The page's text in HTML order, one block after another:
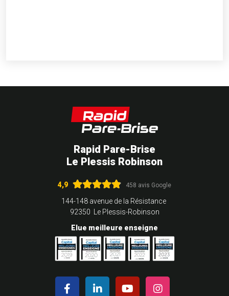
Rapid Pare-Brise
Le Plessis Robinson
4,9 458 avis Google
144-148 avenue de la Résistance
92350 Le Plessis-Robinson
Elue meilleure enseigne